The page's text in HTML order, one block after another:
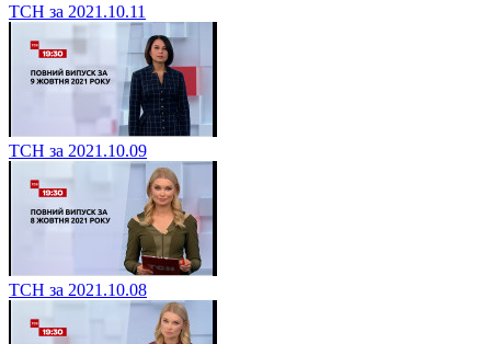
ТСН за 2021.10.11
ТСН за 2021.10.09
ТСН за 2021.10.08